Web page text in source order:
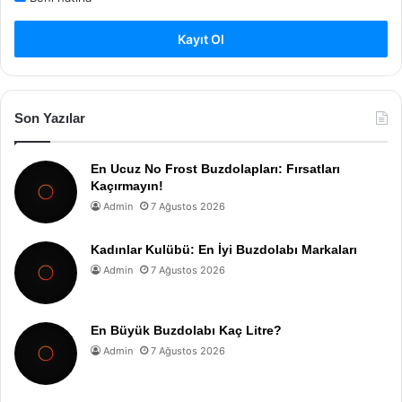
Kayıt Ol
Son Yazılar
En Ucuz No Frost Buzdolapları: Fırsatları
Kaçırmayın!
Admin 7 Ağustos 2026
Kadınlar Kulübü: En İyi Buzdolabı Markaları
Admin 7 Ağustos 2026
En Büyük Buzdolabı Kaç Litre?
Admin 7 Ağustos 2026